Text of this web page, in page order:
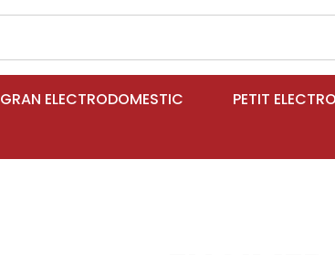
GRAN ELECTRODOMESTIC PETIT